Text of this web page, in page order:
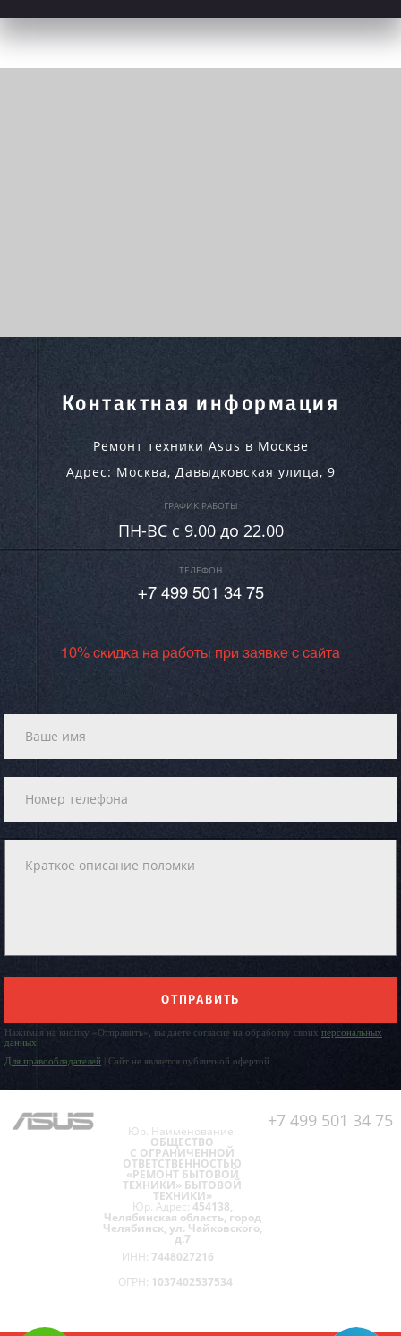
Контактная информация
Ремонт техники Asus в Москве
Адрес: Москва, Давыдковская улица, 9
ГРАФИК РАБОТЫ
ПН-ВC c 9.00 до 22.00
ТЕЛЕФОН
+7 499 501 34 75
10% скидка на работы при заявке с сайта
ОТПРАВИТЬ
Нажимая на кнопку «Отправить», вы даете согласие на обработку своих персональных
данных
Для правообладателей | Сайт не является публичной офертой.
+7 499 501 34 75
Юр. Наименование:
ОБЩЕСТВО
С ОГРАНИЧЕННОЙ
ОТВЕТСТВЕННОСТЬЮ
«РЕМОНТ БЫТОВОЙ
ТЕХНИКИ» БЫТОВОЙ
ТЕХНИКИ»
Юр. Адрес: 454138,
Челябинская область, город
Челябинск, ул. Чайковского,
д.7
ИНН: 7448027216
ОГРН: 1037402537534